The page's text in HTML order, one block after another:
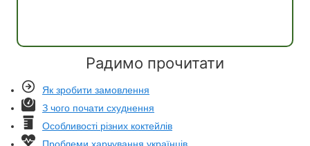
Радимо прочитати
Як зробити замовлення
З чого почати схуднення
Особливості різних коктейлів